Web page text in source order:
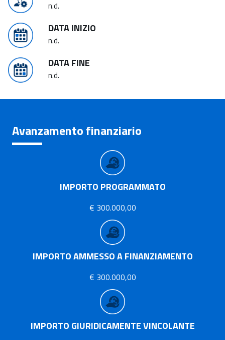
n.d.
DATA INIZIO
n.d.
DATA FINE
n.d.
Avanzamento finanziario
IMPORTO PROGRAMMATO
€ 300.000,00
IMPORTO AMMESSO A FINANZIAMENTO
€ 300.000,00
IMPORTO GIURIDICAMENTE VINCOLANTE